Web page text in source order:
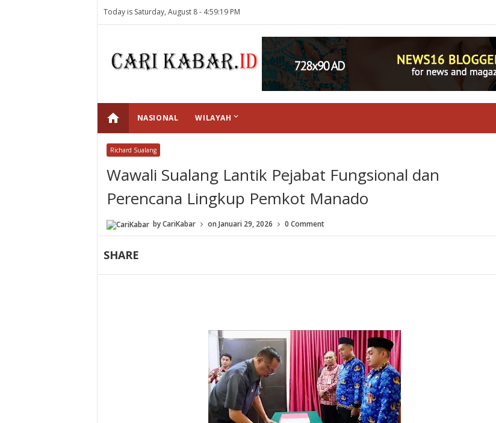
Today is Saturday, August 8 - 4:59:19 PM
home NASIONAL WILAYAH keyboard_arrow_down
Richard Sualang
Wawali Sualang Lantik Pejabat Fungsional dan
Perencana Lingkup Pemkot Manado
byCariKabar on Januari 29, 2026 0 Comment
SHARE